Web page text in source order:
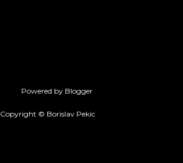
Powered by Blogger
Copyright © Borislav Pekic